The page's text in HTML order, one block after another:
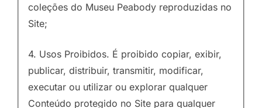
coleções do Museu Peabody reproduzidas no
Site;
4. Usos Proibidos. É proibido copiar, exibir,
publicar, distribuir, transmitir, modificar,
executar ou utilizar ou explorar qualquer
Conteúdo protegido no Site para qualquer